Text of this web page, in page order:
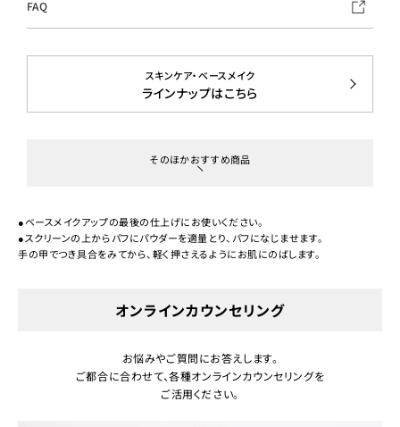
FAQ
スキンケア・ベースメイク
ラインナップはこちら
そのほかおすすめ商品
●ベースメイクアップの最後の仕上げにお使いください。
●スクリーンの上からパフにパウダーを適量とり、パフになじませます。
手の甲でつき具合をみてから、軽く押さえるようにお肌にのばします。
オンラインカウンセリング
お悩みやご質問にお答えします。
ご都合に合わせて、各種オンラインカウンセリングを
ご活用ください。